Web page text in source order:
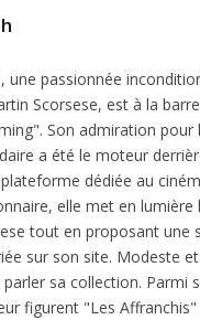
une passionnée
Scorsese, est à la
Son admiration pour
a été le moteur
dédiée au
elle met en
tout en proposant une
sur son site. Modeste
parler sa collection. Parmi
figurent "Les Affranchis"